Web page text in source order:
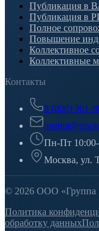
Публикация в
Публикация в
Полное
Повышение
Коллективное
Коллективные
Контакты
8 (800) 301-
Пн-Пт
Москва, ул.
© 2026 ООО «Группа
Политика
обработку данных